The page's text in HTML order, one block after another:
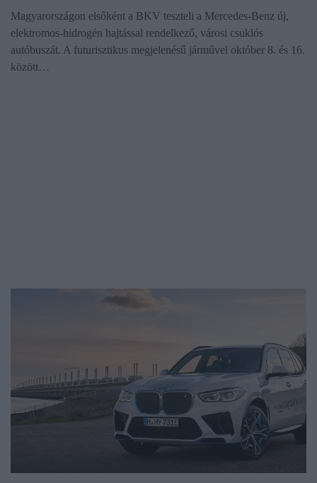
Magyarországon elsőként a BKV teszteli a Mercedes-Benz új,
elektromos-hidrogén hajtással rendelkező, városi csuklós
autóbuszát. A futurisztikus megjelenésű járművel október 8. és 16.
között…